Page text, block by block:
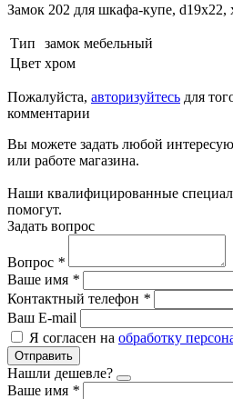
Замок 202 для шкафа-купе, d19x22,
Тип
замок мебельный
Цвет хром
Пожалуйста, авторизуйтесь для
комментарии
Вы можете задать любой
или работе магазина.
Наши квалифицированные
помогут.
Задать вопрос
Вопрос *
Ваше имя *
Контактный телефон *
Ваш E-mail
Я согласен на обработку
Отправить
Нашли дешевле?
Ваше имя *